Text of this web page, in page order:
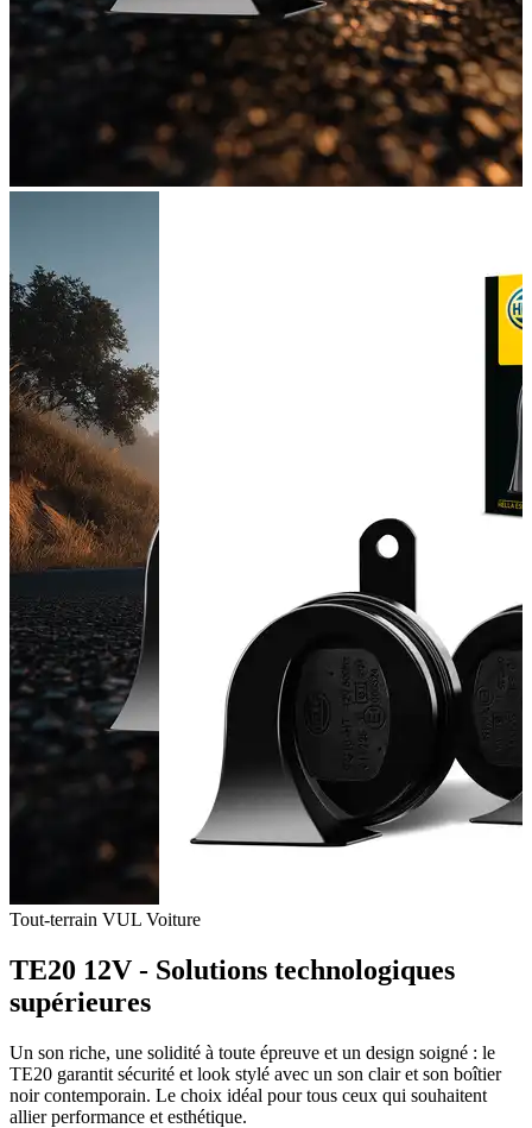
Tout-terrain VUL Voiture
TE20 12V - Solutions technologiques
supérieures
Un son riche, une solidité à toute épreuve et un design soigné : le
TE20 garantit sécurité et look stylé avec un son clair et son boîtier
noir contemporain. Le choix idéal pour tous ceux qui souhaitent
allier performance et esthétique.